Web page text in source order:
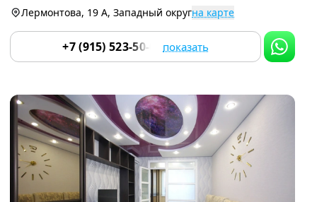
Лермонтова, 19 А, Западный округна карте
+7 (915) 523-50-05 показать